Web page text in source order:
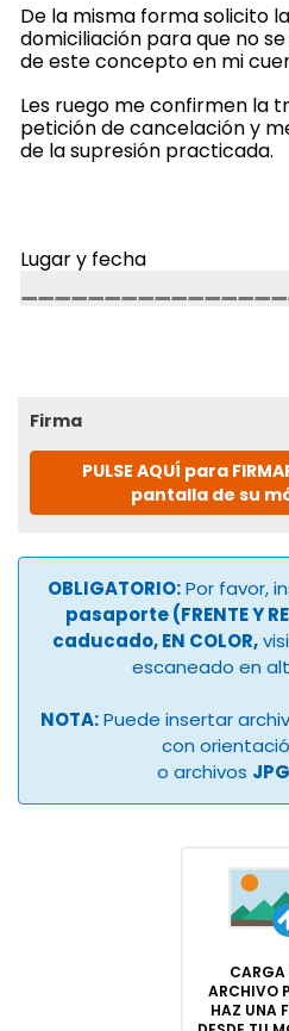
De la misma forma solicito
domiciliación para que no
de este concepto en mi
Les ruego me confirmen la
petición de cancelación y
de la supresión practicada.
Lugar y fecha
Firma
PULSE AQUÍ para
pantalla de su
OBLIGATORIO:Por favor,
pasaporte (FRENTE Y
caducado, EN COLOR,
escaneado en
NOTA:Puede insertar
con
o archivos JPG
CARGA
ARCHIVO
HAZ UNA